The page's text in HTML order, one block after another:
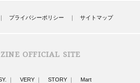
プライバシーポリシー サイトマップ
OFFICIAL SITE
VERY STORY Mart